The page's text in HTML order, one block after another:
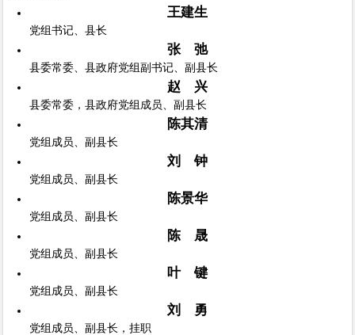
王建生
党组书记、县长
张 弛
县委常委、县政府党组副书记、副县长
赵 兴
县委常委，县政府党组成员、副县长
陈其清
党组成员、副县长
刘 钟
党组成员、副县长
陈景华
党组成员、副县长
陈 晟
党组成员、副县长
叶 键
党组成员、副县长
刘 勇
党组成员、副县长，挂职